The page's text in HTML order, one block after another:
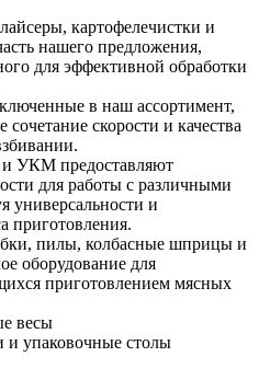
картофелечистки и
нашего предложения,
для эффективной обработки
в наш ассортимент,
скорости и качества
УКМ предоставляют
для работы с различными
универсальности и
приготовления.
пилы, колбасные шприцы и
оборудование для
приготовлением мясных
весы
упаковочные столы